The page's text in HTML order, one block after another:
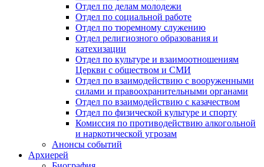
Отдел по делам молодежи
Отдел по социальной работе
Отдел по тюремному служению
Отдел религиозного образования и
катехизации
Отдел по культуре и взаимоотношениям
Церкви с обществом и СМИ
Отдел по взаимодействию с вооруженными
силами и правоохранительными органами
Отдел по взаимодействию с казачеством
Отдел по физической культуре и спорту
Комиссия по противодействию алкогольной
и наркотической угрозам
Анонсы событий
Архиерей